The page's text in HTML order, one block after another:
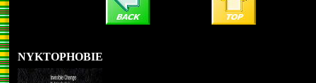
NYKTOPHOBIE